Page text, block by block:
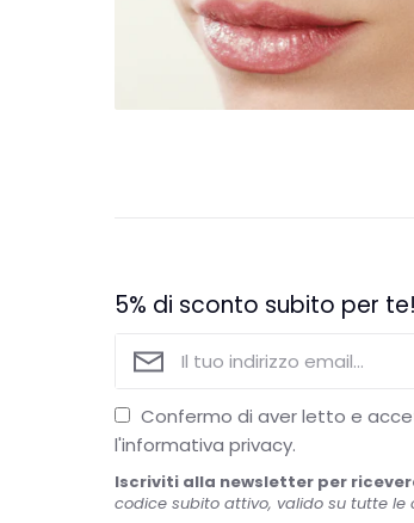
5% di sconto subito per te!
Confermo di aver letto e
l'informativa privacy.
Iscriviti alla newsletter per
codice subito attivo, valido su tutte le